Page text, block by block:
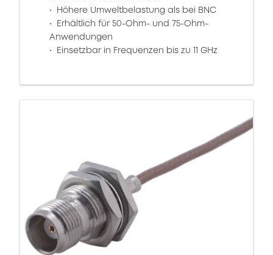
Höhere Umweltbelastung als bei BNC
Erhältlich für 50-Ohm- und 75-Ohm-
Anwendungen
Einsetzbar in Frequenzen bis zu 11 GHz